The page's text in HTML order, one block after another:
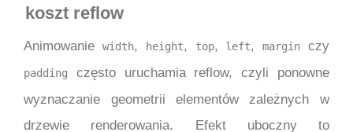
koszt reflow
Animowaniewidth, height, top, left, marginczy
padding
często uruchamia reflow, czyli ponowne
wyznaczanie geometrii elementów zależnych w
drzewie renderowania. Efekt uboczny to